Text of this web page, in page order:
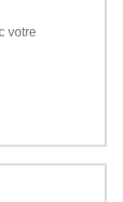
votre